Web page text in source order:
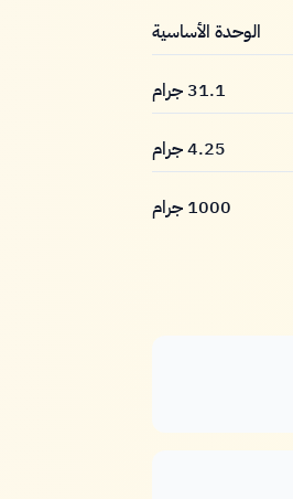
الوحدة الأساسية
31.1 جرام
4.25 جرام
1000 جرام